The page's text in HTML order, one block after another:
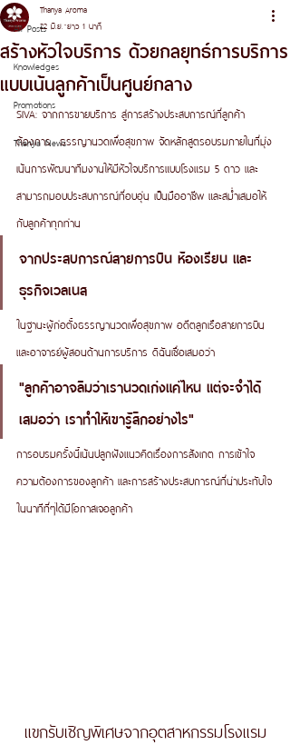
All Posts
Knowledges
Promotions
Thanya News
สร้างหัวใจบริการ ด้วยกลยุทธ์การบริการ
แบบเน้นลูกค้าเป็นศูนย์กลาง
Thanya Aroma
22 มิ.ย. ยาว 1 นาที
SIVA: จากการขายบริการ สู่การสร้างประสบการณ์ที่ลูกค้า
ต้องการ  ธรรญานวดเพื่อสุขภาพ จัดหลักสูตรอบรมภายในที่มุ่ง
เน้นการพัฒนาทีมงานให้มีหัวใจบริการแบบโรงแรม 5 ดาว และ
สามารถมอบประสบการณ์ที่อบอุ่น เป็นมืออาชีพ และสม่ำเสมอให้
กับลูกค้าทุกท่าน
จากประสบการณ์สายการบิน ห้องเรียน และ
ธุรกิจเวลเนส
ในฐานะผู้ก่อตั้งธรรญานวดเพื่อสุขภาพ อดีตลูกเรือสายการบิน
และอาจารย์ผู้สอนด้านการบริการ ดิฉันเชื่อเสมอว่า
"ลูกค้าอาจลืมว่าเรานวดเก่งแค่ไหน แต่จะจำได้
เสมอว่า เราทำให้เขารู้สึกอย่างไร"
การอบรมครั้งนี้เน้นปลูกฝังแนวคิดเรื่องการสังเกต การเข้าใจ
ความต้องการของลูกค้า และการสร้างประสบการณ์ที่น่าประทับใจ
ในนาทีที่ๆได้มีโอกาสเจอลูกค้า
แขกรับเชิญพิเศษจากอุตสาหกรรมโรงแรม